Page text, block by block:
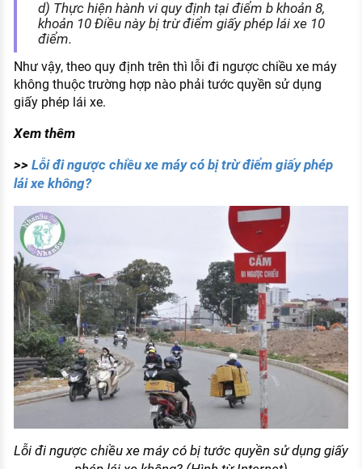
d) Thực hiện hành vi quy định tại điểm b khoản 8,
khoản 10 Điều này bị trừ điểm giấy phép lái xe 10
điểm.
Như vậy, theo quy định trên thì lỗi đi ngược chiều xe máy
không thuộc trường hợp nào phải tước quyền sử dụng
giấy phép lái xe.
Xem thêm
>> Lỗi đi ngược chiều xe máy có bị trừ điểm giấy phép
lái xe không?
Lỗi đi ngược chiều xe máy có bị tước quyền sử dụng giấy